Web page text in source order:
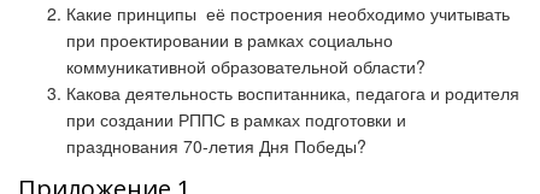
Какие принципы её построения необходимо учитывать
при проектировании в рамках социально
коммуникативной образовательной области?
Какова деятельность воспитанника, педагога и родителя
при создании РППС в рамках подготовки и
празднования 70-летия Дня Победы?